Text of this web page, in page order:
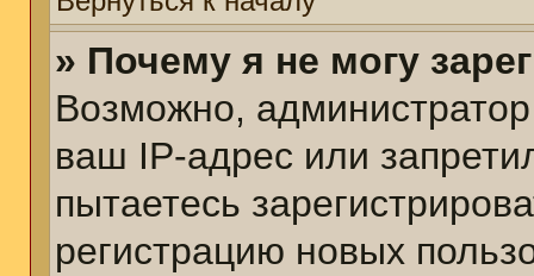
» Почему я не могу
Возможно,
ваш IP-адрес или
пытаетесь
регистрацию новых